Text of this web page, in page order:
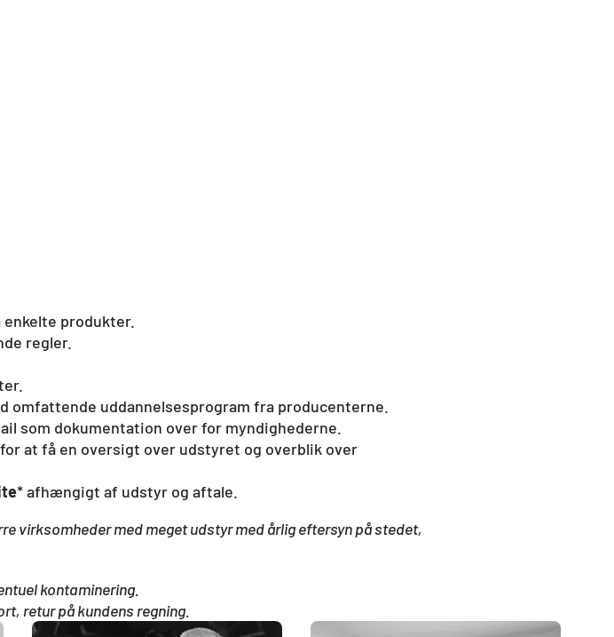
produkter.
regler.
omfattende uddannelsesprogram fra producenterne.
som dokumentation over for myndighederne.
at få en oversigt over udstyret og overblik over
* afhængigt ​​​af udstyr og aftale.
virksomheder med meget udstyr med årlig eftersyn på stedet,
kontaminering.
retur på kundens regning.